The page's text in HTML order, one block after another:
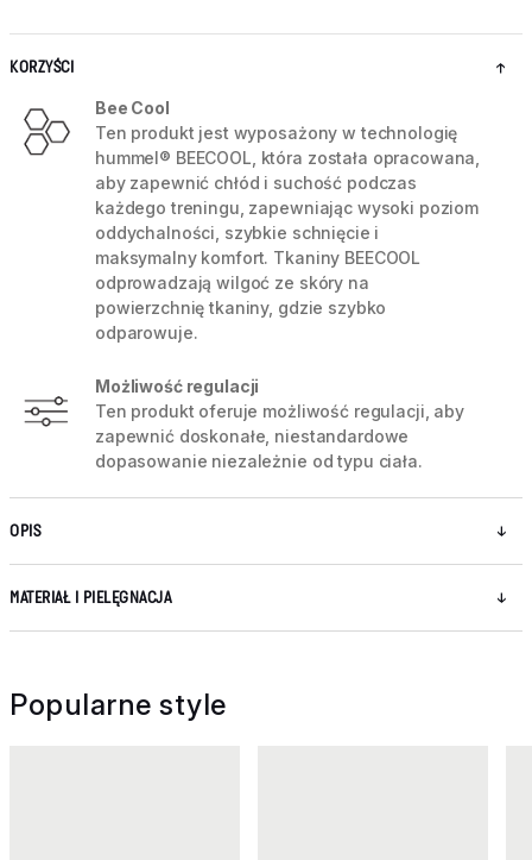
KORZYŚCI
Bee Cool
Ten produkt jest wyposażony w technologię
hummel® BEECOOL, która została opracowana,
aby zapewnić chłód i suchość podczas
każdego treningu, zapewniając wysoki poziom
oddychalności, szybkie schnięcie i
maksymalny komfort. Tkaniny BEECOOL
odprowadzają wilgoć ze skóry na
powierzchnię tkaniny, gdzie szybko
odparowuje.
Możliwość regulacji
Ten produkt oferuje możliwość regulacji, aby
zapewnić doskonałe, niestandardowe
dopasowanie niezależnie od typu ciała.
OPIS
MATERIAŁ I PIELĘGNACJA
Popularne style